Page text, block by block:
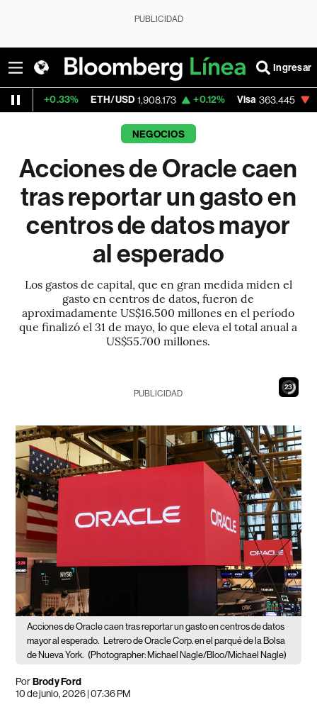
PUBLICIDAD
Ingresar
ETH/USD 1,908.173 +0.12% Visa 363.445 -1.90%
NEGOCIOS
Acciones de Oracle caen
tras reportar un gasto en
centros de datos mayor
al esperado
Los gastos de capital, que en gran medida miden el
gasto en centros de datos, fueron de
aproximadamente US$16.500 millones en el período
que finalizó el 31 de mayo, lo que eleva el total anual a
US$55.700 millones.
22
PUBLICIDAD
Acciones de Oracle caen tras reportar un gasto en centros de datos
mayor al esperado.
Letrero de Oracle Corp. en el parqué de la Bolsa
de Nueva York. (Photographer: Michael Nagle/Bloo/Michael Nagle)
PorBrody Ford
10 de junio, 2026 | 07:36 PM